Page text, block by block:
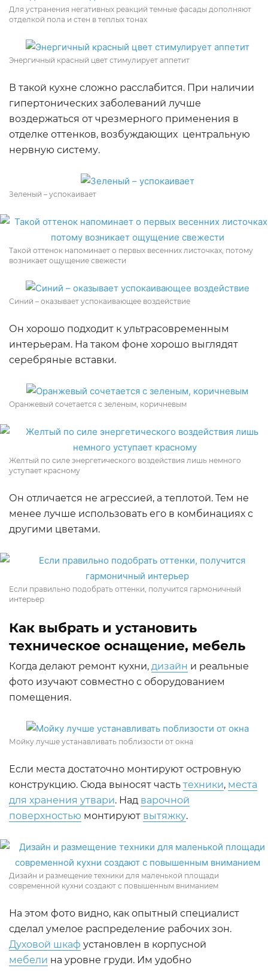
Для устранения негативных реакций темные фасады дополняют
отделкой пола и стен в теплых тонах
Энергичный красный цвет стимулирует аппетит
В такой кухне сложно расслабится. При наличии
гипертонических заболеваний лучше
воздержаться от чрезмерного применения в
отделке оттенков, возбуждающих центральную
нервную систему.
Зеленый – успокаивает
Такой оттенок напоминает о первых весенних листочках, потому
возникает ощущение свежести
Синий – оказывает успокаивающее воздействие
Он хорошо подходит к ультрасовременным
интерьерам. На таком фоне хорошо выглядят
серебряные вставки.
Оранжевый сочетается с зеленым, коричневым
Желтый по силе энергетического воздействия лишь немного
уступает красному
Он отличается не агрессией, а теплотой. Тем не
менее лучше использовать его в комбинациях с
другими цветами.
Если правильно подобрать оттенки, получится гармоничный
интерьер
Как выбрать и установить
техническое оснащение, мебель
Когда делают ремонт кухни, дизайн и реальные
фото изучают совместно с оборудованием
помещения.
Мойку лучше устанавливать поблизости от окна
Если места достаточно монтируют островную
конструкцию. Сюда выносят часть техники, места
для хранения утвари. Над варочной
поверхностью монтируют вытяжку.
Дизайн и размещение техники для маленькой площади
современной кухни создают с повышенным вниманием
На этом фото видно, как опытный специалист
сделал умелое распределение рабочих зон.
Духовой шкаф установлен в корпусной
мебели на уровне груди. Им удобно